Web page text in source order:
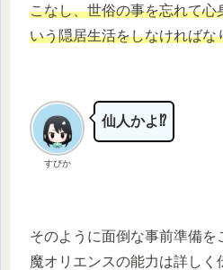
こなし、世俗の事を忘れて心
いう隠居生活をしなければな
すぴか
仙人かよ⁉
そのように面倒な事前準備を
魔オリエンスの能力は詳しく